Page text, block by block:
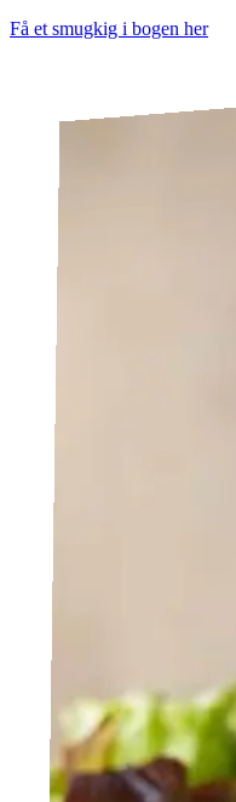
Få et smugkig i bogen her